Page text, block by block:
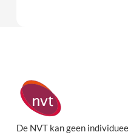
De NVT kan geen